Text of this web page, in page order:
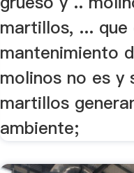
martillos, ... que
mantenimiento
molinos no es y
martillos
ambiente;